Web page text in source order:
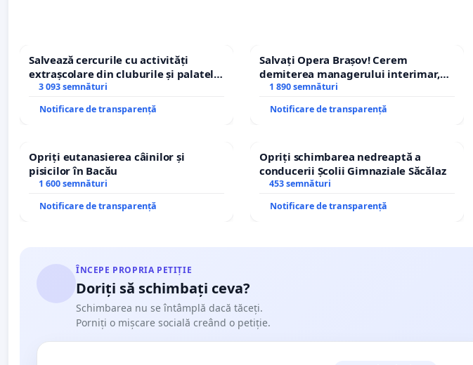
Salvează cercurile cu activități
extrașcolare din cluburile și palatele
copiilor
3 093 semnături
Notificare de transparență
Salvați Opera Brașov! Cerem
demiterea managerului interimar,
Petrean Lucian-Marius!
1 890 semnături
Notificare de transparență
Opriți eutanasierea câinilor și
pisicilor în Bacău
1 600 semnături
Notificare de transparență
Opriți schimbarea nedreaptă a
conducerii Școlii Gimnaziale Săcălaz
453 semnături
Notificare de transparență
ÎNCEPE PROPRIA PETIȚIE
Doriți să schimbați ceva?
Schimbarea nu se întâmplă dacă tăceți.
Porniți o mișcare socială creând o petiție.